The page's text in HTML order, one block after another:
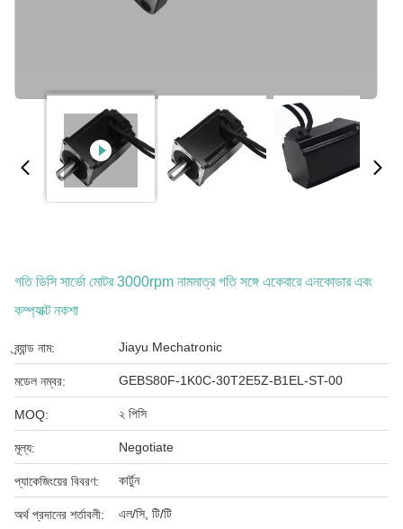
গতি ডিসি সার্ভো মোটর 3000rpm নামমাত্র গতি সঙ্গে একেবারে এনকোডার এবং
কম্প্যাক্ট নকশা
ব্র্যান্ড নাম: Jiayu Mechatronic
মডেল নম্বর: GEBS80F-1K0C-30T2E5Z-B1EL-ST-00
MOQ: ২ পিসি
মূল্য: Negotiate
প্যাকেজিংয়ের বিবরণ: কার্টুন
অর্থ প্রদানের শর্তাবলী: এল/সি, টি/টি